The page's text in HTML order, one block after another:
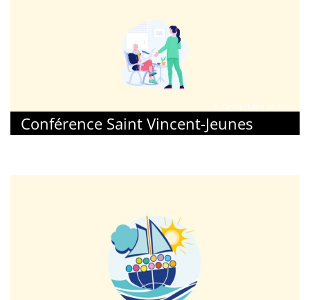
© Canva - Libre de droits
Conférence Saint Vincent-Jeunes